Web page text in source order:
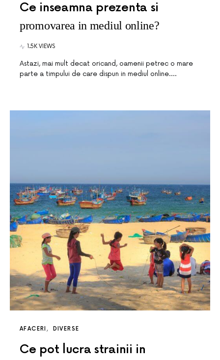
Ce inseamna prezenta si
promovarea in mediul online?
1.5K VIEWS
Astazi, mai mult decat oricand, oamenii petrec o mare
parte a timpului de care dispun in mediul online.…
AFACERI DIVERSE
Ce pot lucra strainii in